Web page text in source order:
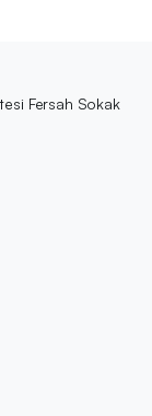
Fersah Sokak